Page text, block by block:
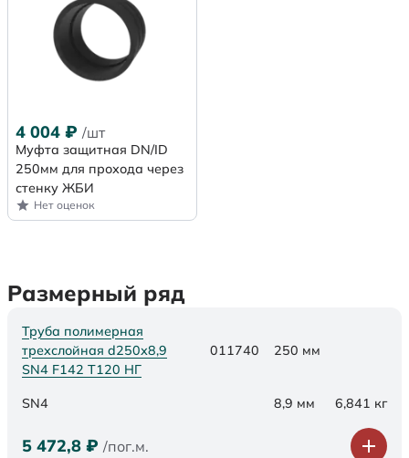
4 004 ₽ /шт
Муфта защитная DN/ID
250мм для прохода через
стенку ЖБИ
Нет оценок
Размерный ряд
Труба полимерная
трехслойная d250х8,9
SN4 F142 Т120 НГ
011740 250 мм
SN4 8,9 мм 6,841 кг
5 472,8 ₽ /пог.м.